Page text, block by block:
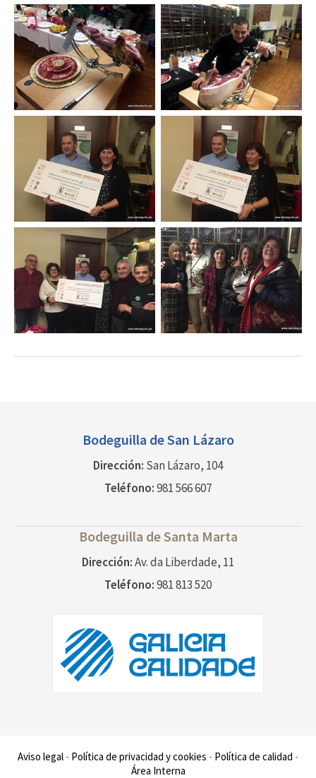
Bodeguilla deSan Lázaro
Dirección: San Lázaro, 104
Teléfono:981 566 607
Bodeguilla deSanta Marta
Dirección:Av. da Liberdade, 11
Teléfono:981 813 520
Aviso legal - Política de privacidad y cookies - Política de calidad -
Área Interna